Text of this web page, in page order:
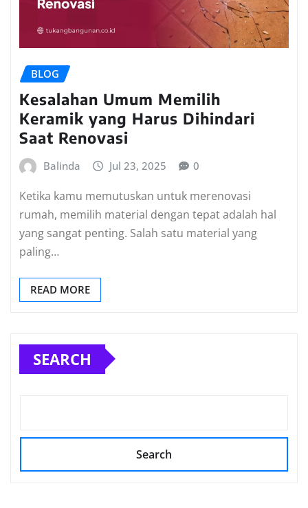
BLOG
Kesalahan Umum Memilih
Keramik yang Harus Dihindari
Saat Renovasi
Balinda Jul 23, 2025 0
Ketika kamu memutuskan untuk merenovasi
rumah, memilih material dengan tepat adalah hal
yang sangat penting. Salah satu material yang
paling…
READ MORE
SEARCH
Search